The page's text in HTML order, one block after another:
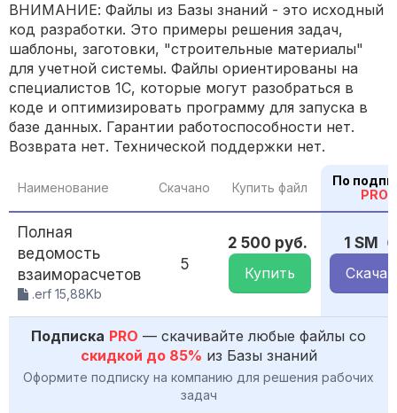
ВНИМАНИЕ: Файлы из Базы знаний - это исходный
код разработки. Это примеры решения задач,
шаблоны, заготовки, "строительные материалы"
для учетной системы. Файлы ориентированы на
специалистов 1С, которые могут разобраться в
коде и оптимизировать программу для запуска в
базе данных. Гарантии работоспособности нет.
Возврата нет. Технической поддержки нет.
Наименование Скачано Купить файл
По
PRO
Полная
ведомость
взаиморасчетов
.erf 15,88Kb
5
2 500 руб.
Купить
1 SM
Подписка PRO — скачивайте любые файлы со
скидкой до 85% из Базы знаний
Оформите подписку на компанию для решения рабочих
задач